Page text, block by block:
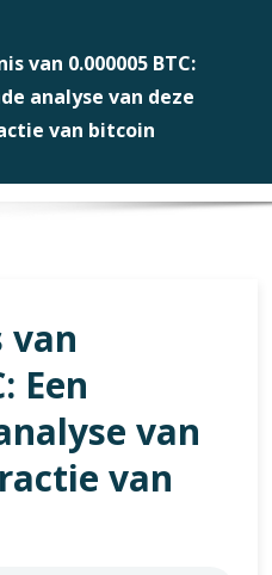
van 0.000005 BTC:
analyse van deze
van bitcoin
van
Een
van
van